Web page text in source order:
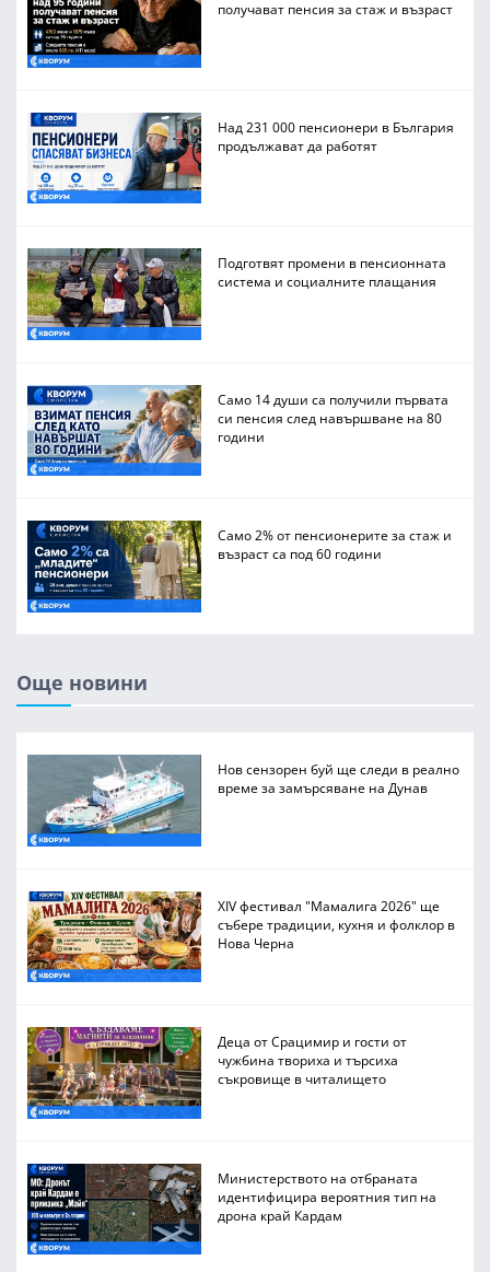
получават пенсия за стаж и възраст
Над 231 000 пенсионери в България
продължават да работят
Подготвят промени в пенсионната
система и социалните плащания
Само 14 души са получили първата
си пенсия след навършване на 80
години
Само 2% от пенсионерите за стаж и
възраст са под 60 години
Още новини
Нов сензорен буй ще следи в реално
време за замърсяване на Дунав
XIV фестивал "Мамалига 2026" ще
събере традиции, кухня и фолклор в
Нова Черна
Деца от Срацимир и гости от
чужбина твориха и търсиха
съкровище в читалището
Министерството на отбраната
идентифицира вероятния тип на
дрона край Кардам